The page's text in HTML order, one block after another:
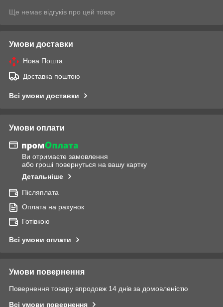
Ще немає відгуків про цей товар
Умови доставки
Нова Пошта
Доставка поштою
Всі умови доставки
Умови оплати
Ви отримаєте замовлення
або гроші повернуться на вашу картку
Детальніше
Післяплата
Оплата на рахунок
Готівкою
Всі умови оплати
Умови повернення
Повернення товару впродовж 14 днів за домовленістю
Всі умови повернення